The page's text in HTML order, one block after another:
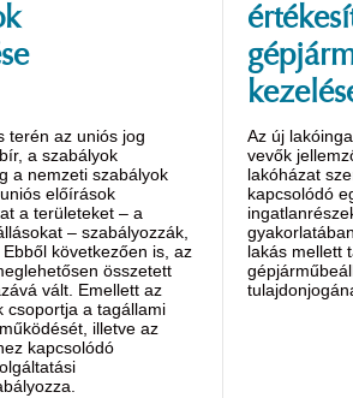
terén az uniós jog
a szabályok
a nemzeti szabályok
előírások
a területeket – a
– szabályozzák,
következően is, az
összetett
vált. Emellett az
csoportja a tagállami
illetve az
kapcsolódó
Az új
vevők
lakóházat
kapcsolódó
lakás mellett